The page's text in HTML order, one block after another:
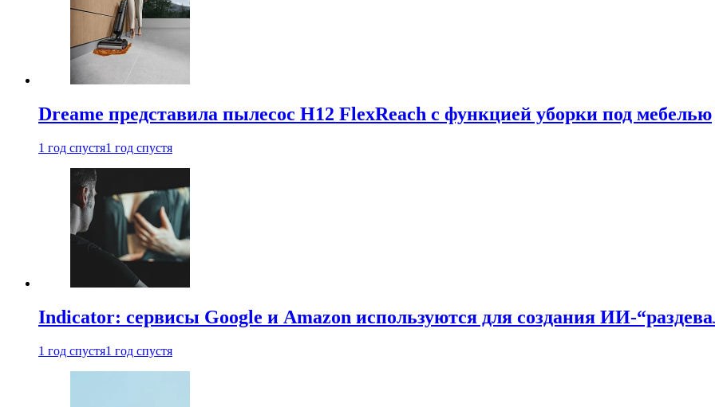
Dreame представила пылесос H12 FlexReach с функцией уборки под мебелью
1 год спустя1 год спустя
Indicator: сервисы Google и Amazon используются для создания ИИ-
1 год спустя1 год спустя